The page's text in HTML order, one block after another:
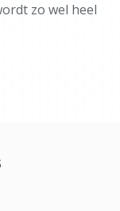
zo wel heel